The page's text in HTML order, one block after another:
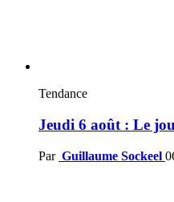
Tendance
Jeudi 6 août : Le
Par Guillaume Sockeel